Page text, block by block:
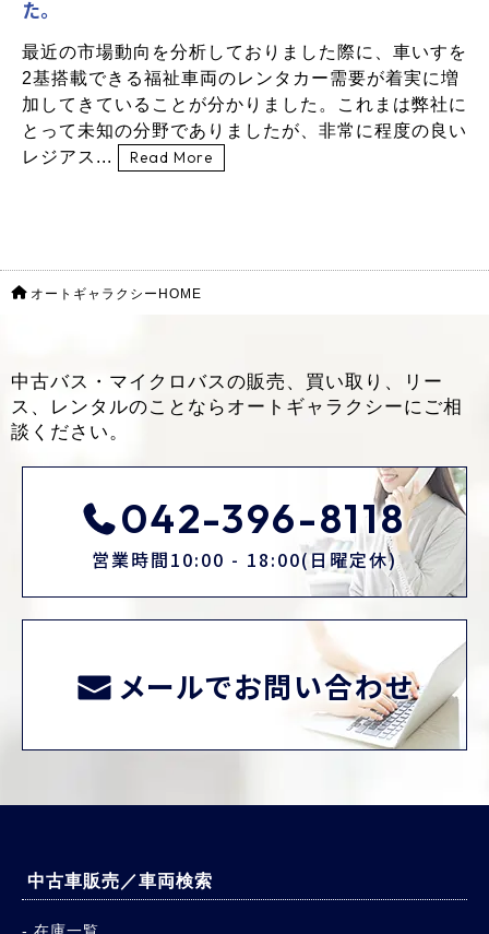
た。
最近の市場動向を分析しておりました際に、車いすを
2基搭載できる福祉車両のレンタカー需要が着実に増
加してきていることが分かりました。これまは弊社に
とって未知の分野でありましたが、非常に程度の良い
レジアス...
Read More
オートギャラクシーHOME
中古バス・マイクロバスの販売、買い取り、リー
ス、レンタルのことなら オートギャラクシーにご相
談ください。
042-396-8118
営業時間10:00 - 18:00(日曜定休)
メールでお問い合わせ
中古車販売／車両検索